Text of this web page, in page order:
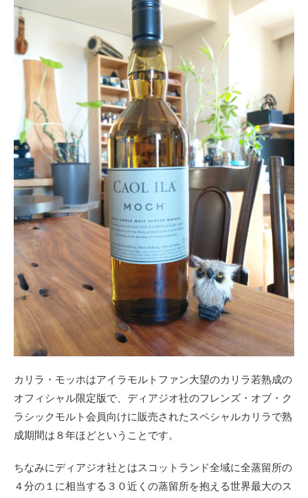
カリラ・モッホはアイラモルトファン大望のカリラ若熟成の
オフィシャル限定版で、ディアジオ社のフレンズ・オブ・ク
ラシックモルト会員向けに販売されたスペシャルカリラで熟
成期間は８年ほどということです。
ちなみにディアジオ社とはスコットランド全域に全蒸留所の
４分の１に相当する３０近くの蒸留所を抱える世界最大のス